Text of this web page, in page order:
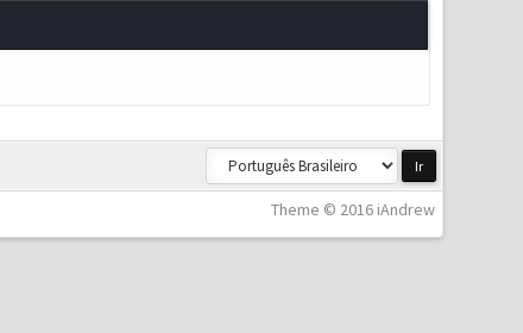
Theme © 2016 iAndrew